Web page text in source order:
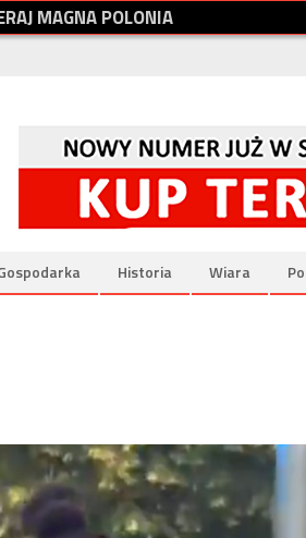
RAJMAGNAPOLONIA
Historia Wiara